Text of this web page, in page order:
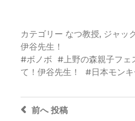
カテゴリー なつ教授, ジャッ
伊谷先生！
ボノボ
上野の森親子フェ
て！伊谷先生！
日本モン
前へ投稿